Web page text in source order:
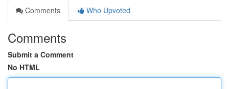
Comments
Who Upvoted
Comments
Submit a Comment
No HTML